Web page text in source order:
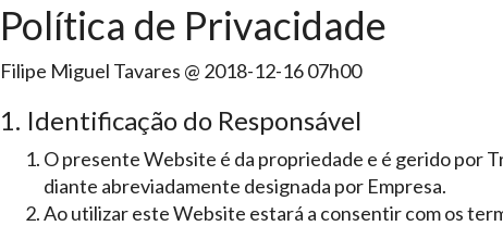
Política de Privacidade
Filipe Miguel Tavares @ 2018-12-16 07h00
1. Identificação do Responsável
O presente Website é da propriedade e é gerido por
diante abreviadamente designada por Empresa.
Ao utilizar este Website estará a consentir com os